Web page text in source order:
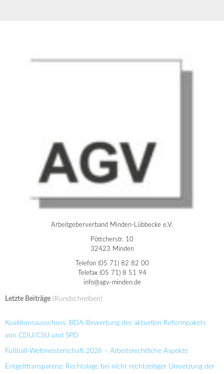
Arbeitgeberverband Minden-Lübbecke e.V.
Pöttcherstr. 10
32423 Minden
Telefon (05 71) 82 82 00
Telefax (05 71) 8 51 94
info@agv-minden.de
Letzte Beiträge (Rundschreiben)
Koalitionsausschuss: BDA-Bewertung des aktuellen Reformpakets
von CDU/CSU und SPD
Fußball-Weltmeisterschaft 2026 – Arbeitsrechtliche Aspekte
Entgelttransparenz: Rechtslage bei nicht rechtzeitiger Umsetzung der